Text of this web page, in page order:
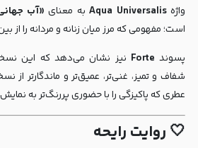
واژهAqua Universalisبه معنای «آب
است؛ مفهومی که مرز میان زنانه و مردانه را از
پسوند Forte نیز نشان می‌دهد که این
شفاف و تمیز، غنی‌تر، عمیق‌تر و ماندگارتر
عطری که پاکیزگی را با حضوری پررنگ‌تر به
🤍 روایت رایحه